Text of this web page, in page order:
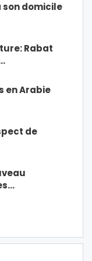
son domicile
Rabat
en Arabie
de